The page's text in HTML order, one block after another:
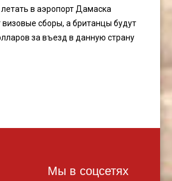
в аэропорт Дамаска
сборы, а британцы будут
за въезд в данную страну
Мы в соцсетях